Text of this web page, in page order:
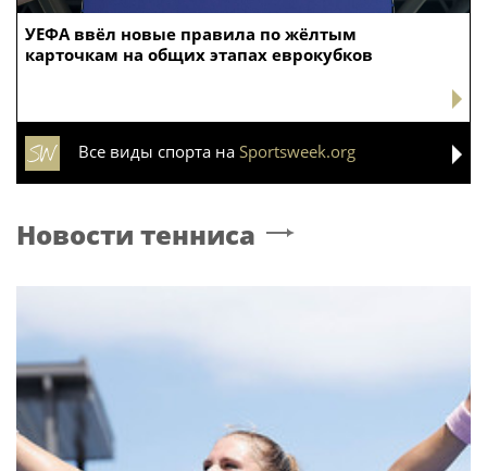
УЕФА ввёл новые правила по жёлтым
карточкам на общих этапах еврокубков
Все виды спорта на Sportsweek.org
Новости тенниса